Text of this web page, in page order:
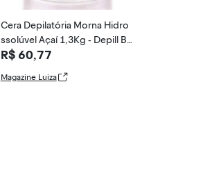
Cera Depilatória Morna Hidro
ssolúvel Açaí 1,3Kg - Depill Be
lla - Depil
R$ 60,77
Magazine Luiza